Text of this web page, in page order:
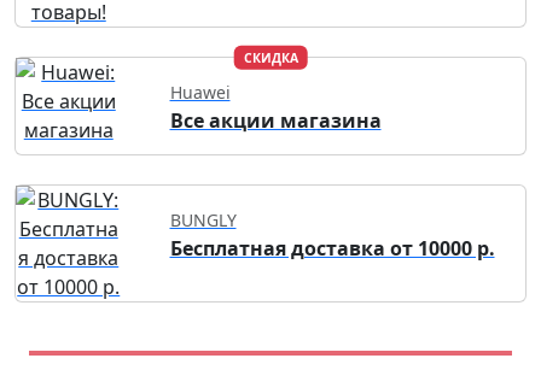
СКИДКА
Huawei
Все акции магазина
BUNGLY
Бесплатная доставка от 10000 р.